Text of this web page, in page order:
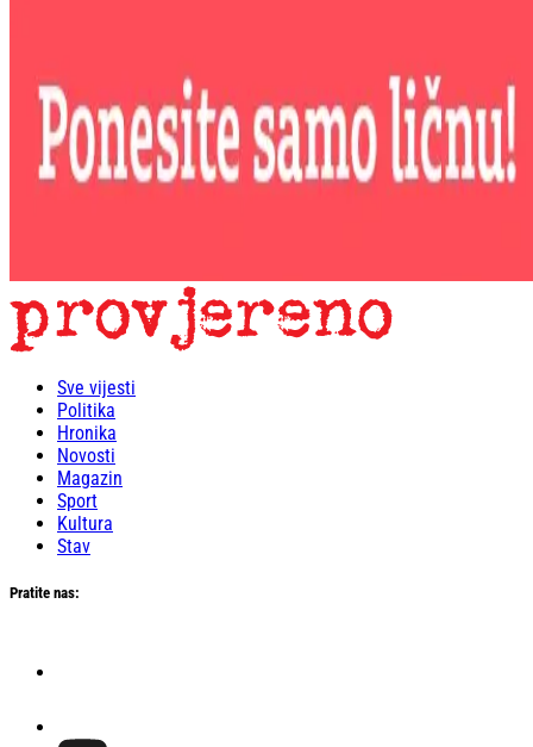
Sve vijesti
Politika
Hronika
Novosti
Magazin
Sport
Kultura
Stav
Pratite nas: